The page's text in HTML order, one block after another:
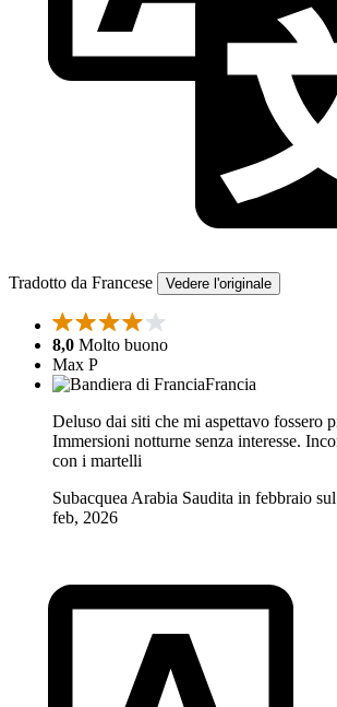
Tradotto da Francese Vedere l'originale
8,0 Molto buono
Max P
Francia
Deluso dai siti che mi aspettavo fossero
Immersioni notturne senza interesse.
con i martelli
Subacquea Arabia Saudita in febbraio sul
feb, 2026